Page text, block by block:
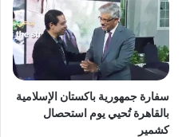
سفارة جمهورية باكستان الإسلامية
بالقاهرة تُحيي يوم استحصال
كشمير